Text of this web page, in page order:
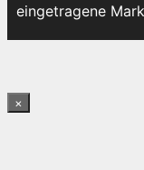
eingetragene
×